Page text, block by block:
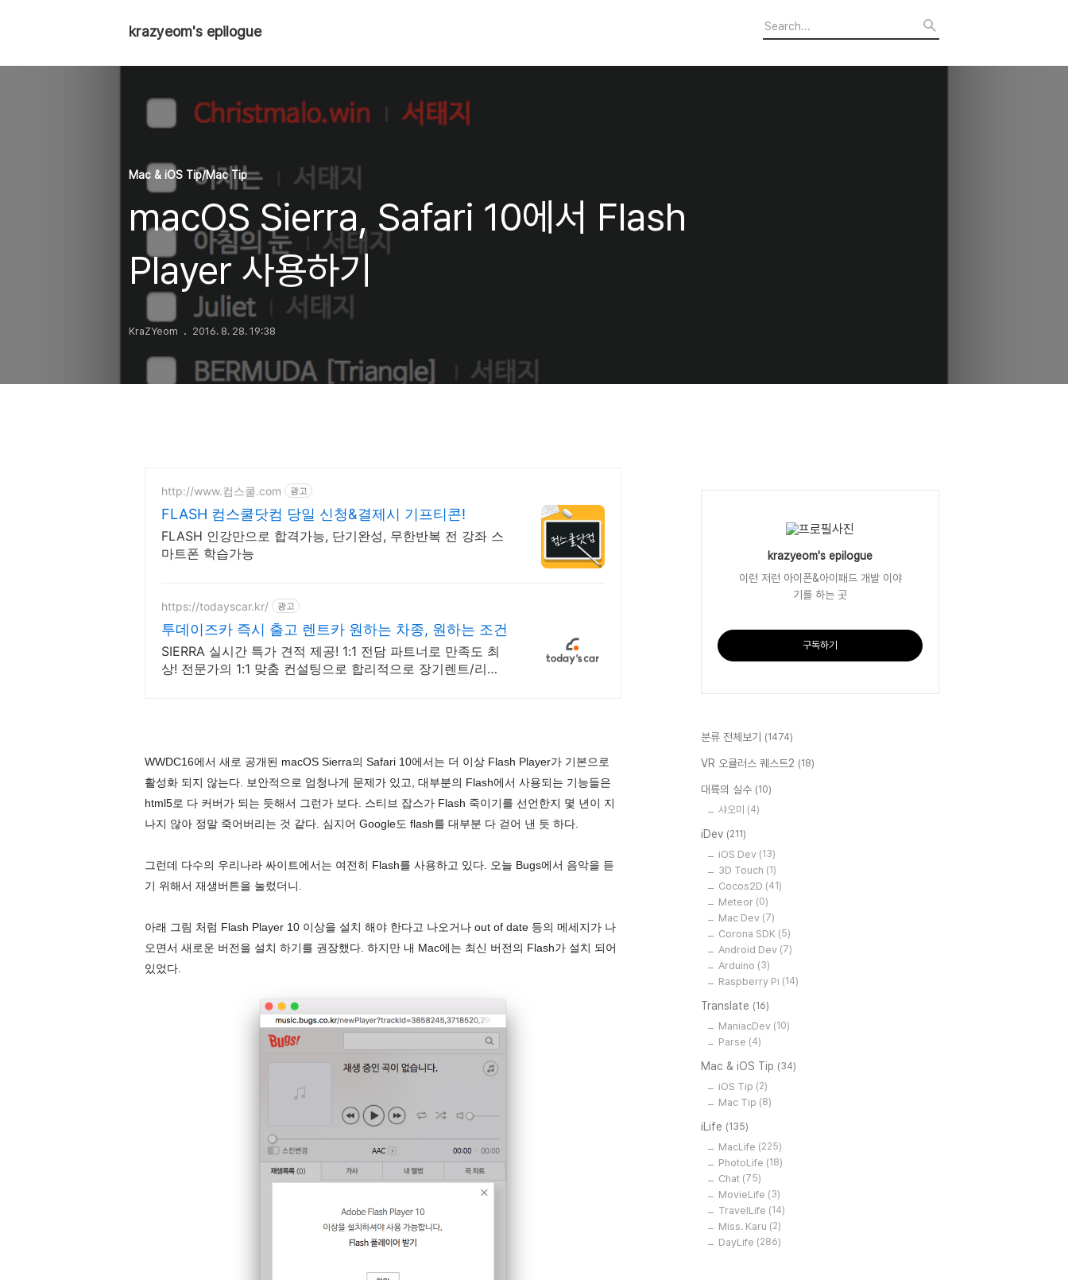
krazyeom's epilogue
Mac & iOS Tip/Mac Tip
macOS Sierra, Safari 10에서 Flash
Player 사용하기
KraZYeom 2016. 8. 28. 19:38
http://www.컴스쿨.com 광고
FLASH 컴스쿨닷컴 당일 신청&결제시 기프티콘!
FLASH 인강만으로 합격가능, 단기완성, 무한반복 전 강좌 스
마트폰 학습가능
https://todayscar.kr/ 광고
투데이즈카 즉시 출고 렌트카 원하는 차종, 원하는 조건
SIERRA 실시간 특가 견적 제공! 1:1 전담 파트너로 만족도 최
상! 전문가의 1:1 맞춤 컨설팅으로 합리적으로 장기렌트/리스
WWDC16에서 새로 공개된 macOS Sierra의 Safari 10에서는 더 이상 Flash Player가 기본으로
활성화 되지 않는다. 보안적으로 엄청나게 문제가 있고, 대부분의 Flash에서 사용되는 기능들은
html5로 다 커버가 되는 듯해서 그런가 보다. 스티브 잡스가 Flash 죽이기를 선언한지 몇 년이 지
나지 않아 정말 죽어버리는 것 같다. 심지어 Google도 flash를 대부분 다 걷어 낸 듯 하다.
그런데 다수의 우리나라 싸이트에서는 여전히 Flash를 사용하고 있다. 오늘 Bugs에서 음악을 듣
기 위해서 재생버튼을 눌렀더니.
아래 그림 처럼 Flash Player 10 이상을 설치 해야 한다고 나오거나 out of date 등의 메세지가 나
오면서 새로운 버전을 설치 하기를 권장했다. 하지만 내 Mac에는 최신 버전의 Flash가 설치 되어
있었다.
krazyeom's epilogue
이런 저런 아이폰&아이패드 개발 이야
기를 하는 곳
구독하기
분류 전체보기 (1474)
VR 오큘러스 퀘스트2 (18)
대륙의 실수 (10)
샤오미 (4)
iDev (211)
iOS Dev (13)
3D Touch (1)
Cocos2D (41)
Meteor (0)
Mac Dev (7)
Corona SDK (5)
Android Dev (7)
Arduino (3)
Raspberry Pi (14)
Translate (16)
ManiacDev (10)
Parse (4)
Mac & iOS Tip (34)
iOS Tip (2)
Mac Tip (8)
iLife (135)
MacLife (225)
PhotoLife (18)
Chat (75)
MovieLife (3)
TravelLife (14)
Miss. Karu (2)
DayLife (286)